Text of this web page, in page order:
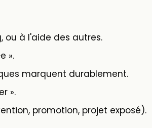
ou à l'aide des autres.
».
marquent durablement.
».
promotion, projet exposé).